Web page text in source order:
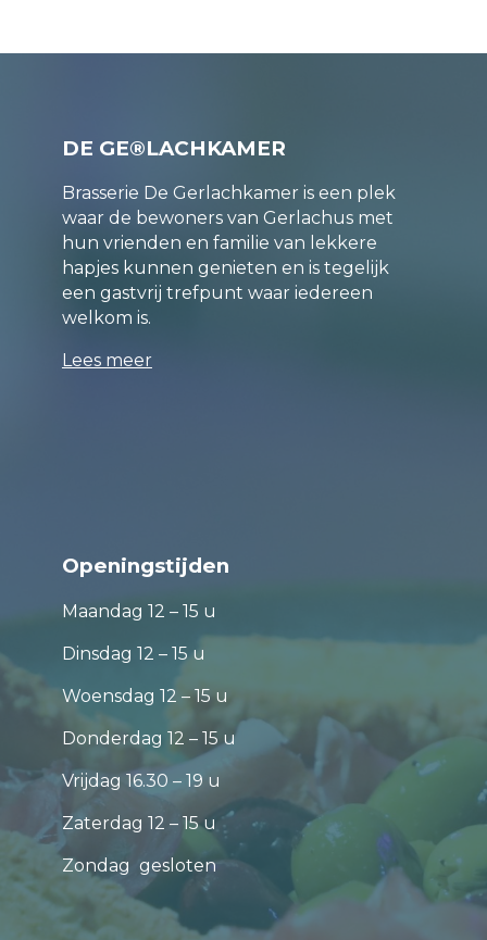
DE GE®LACHKAMER
Brasserie De Gerlachkamer is een plek
waar de bewoners van Gerlachus met
hun vrienden en familie van lekkere
hapjes kunnen genieten en is tegelijk
een gastvrij trefpunt waar iedereen
welkom is.
Lees meer
Openingstijden
Maandag 12 – 15 u
Dinsdag 12 – 15 u
Woensdag 12 – 15 u
Donderdag 12 – 15 u
Vrijdag 16.30 – 19 u
Zaterdag 12 – 15 u
Zondag gesloten